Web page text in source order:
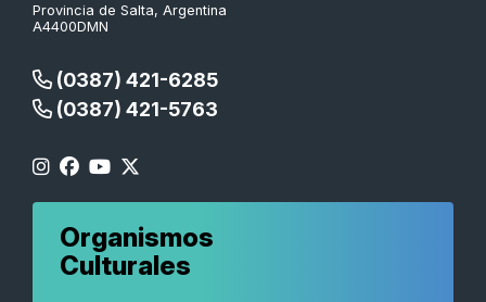
Provincia de Salta, Argentina
A4400DMN
(0387) 421-6285
(0387) 421-5763
Organismos
Culturales